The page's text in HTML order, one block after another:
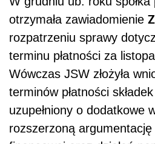
otrzymała zawiadomienie
rozpatrzeniu sprawy
terminu płatności za
Wówczas JSW złożyła
terminów płatności
uzupełniony o dodatkowe
rozszerzoną